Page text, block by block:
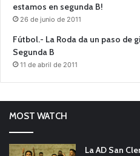
estamos en segunda B!
26 de junio de 2011
Fútbol.- La Roda da un paso de
Segunda B
11 de abril de 2011
MOST WATCH
La AD San